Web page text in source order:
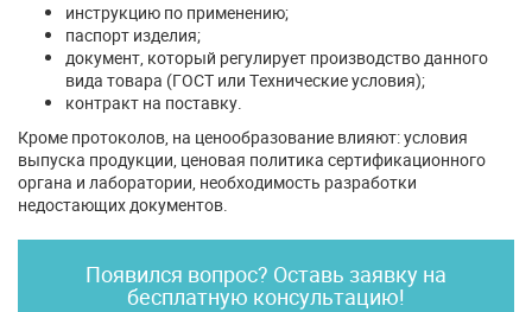
инструкцию по применению;
паспорт изделия;
документ, который регулирует производство данного
вида товара (ГОСТ или Технические условия);
контракт на поставку.
Кроме протоколов, на ценообразование влияют: условия
выпуска продукции, ценовая политика сертификационного
органа и лаборатории, необходимость разработки
недостающих документов.
Появился вопрос? Оставь заявку на
бесплатную консультацию!